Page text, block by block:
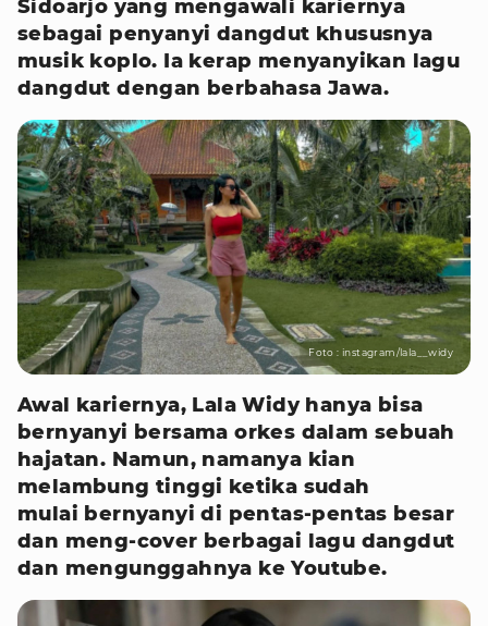
Sidoarjo yang mengawali kariernya
sebagai penyanyi dangdut khususnya
musik koplo. Ia kerap menyanyikan lagu
dangdut dengan berbahasa Jawa.
Foto : instagram/lala__widy
Awal kariernya, Lala Widy hanya bisa
bernyanyi bersama orkes dalam sebuah
hajatan. Namun, namanya kian
melambung tinggi ketika sudah
mulai bernyanyi di pentas-pentas besar
dan meng-cover berbagai lagu dangdut
dan mengunggahnya ke Youtube.